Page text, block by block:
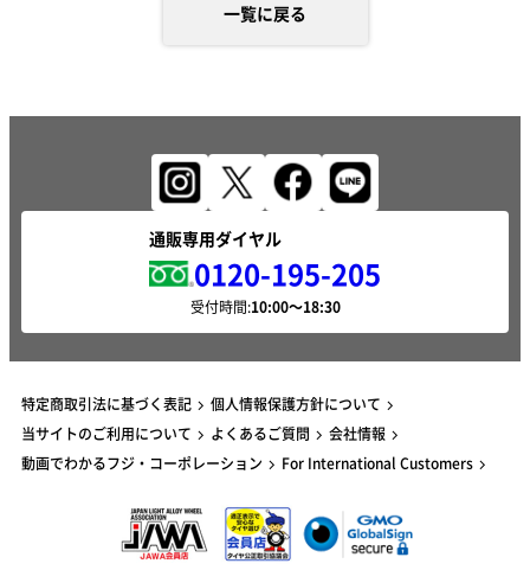
一覧に戻る
通販専用ダイヤル
0120-195-205
受付時間:
特定商取引法に基づく表記
個人情報保護方針について
当サイトのご利用について
よくあるご質問
会社情報
動画でわかるフジ・コーポレーション
For International Customers